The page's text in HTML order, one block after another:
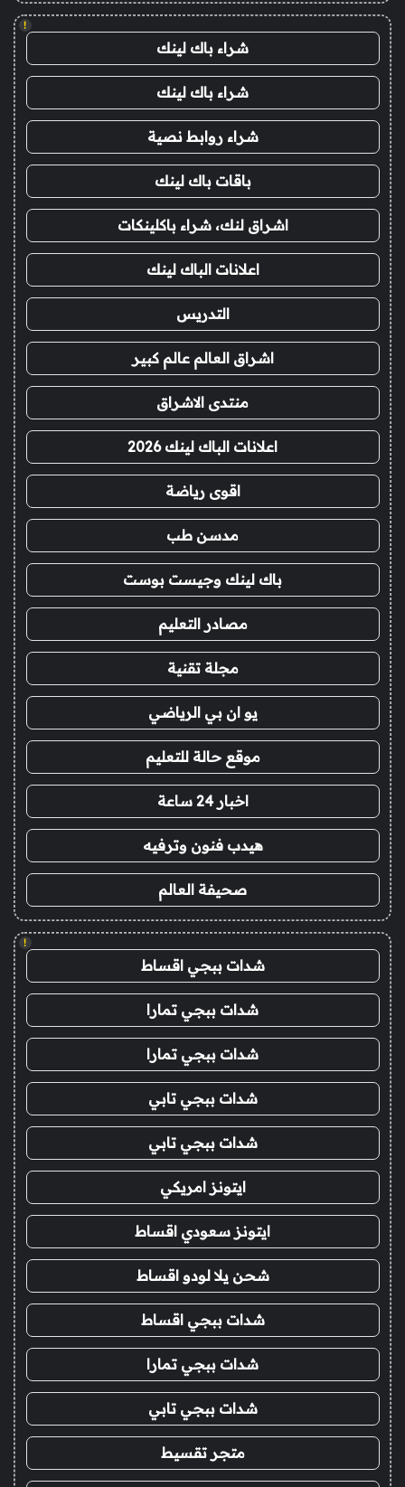
!
شراء باك لينك
شراء باك لينك
شراء روابط نصية
باقات باك لينك
اشراق لنك، شراء باكلينكات
اعلانات الباك لينك
التدريس
اشراق العالم عالم كبير
منتدى الاشراق
اعلانات الباك لينك 2026
اقوى رياضة
مدسن طب
باك لينك وجيست بوست
مصادر التعليم
مجلة تقنية
يو ان بي الرياضي
موقع حالة للتعليم
اخبار 24 ساعة
هيدب فنون وترفيه
صحيفة العالم
!
شدات ببجي اقساط
شدات ببجي تمارا
شدات ببجي تمارا
شدات ببجي تابي
شدات ببجي تابي
ايتونز امريكي
ايتونز سعودي اقساط
شحن يلا لودو اقساط
شدات ببجي اقساط
شدات ببجي تمارا
شدات ببجي تابي
متجر تقسيط